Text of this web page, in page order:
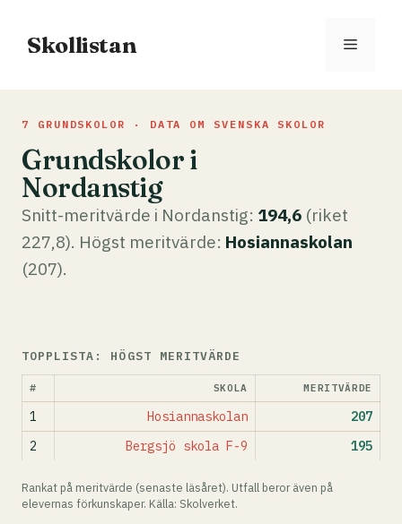
innehåll
Skollistan Meny
7 GRUNDSKOLOR · DATA OM SVENSKA SKOLOR
Grundskolor i
Nordanstig
Snitt-meritvärde i Nordanstig: 194,6 (riket
227,8). Högst meritvärde: Hosiannaskolan
(207).
TOPPLISTA: HÖGST MERITVÄRDE
# SKOLA MERITVÄRDE
1 Hosiannaskolan
207
2
Bergsjö skola F-9 195
Rankat på meritvärde (senaste läsåret). Utfall beror även på
elevernas förkunskaper. Källa: Skolverket.